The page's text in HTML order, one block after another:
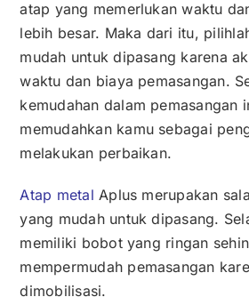
atap yang memerlukan waktu
lebih besar. Maka dari itu,
mudah untuk dipasang karena
waktu dan biaya pemasangan.
kemudahan dalam pemasangan
memudahkan kamu sebagai
melakukan perbaikan.
Atap metal Aplus merupakan
yang mudah untuk dipasang.
memiliki bobot yang ringan
mempermudah pemasangan
dimobilisasi.